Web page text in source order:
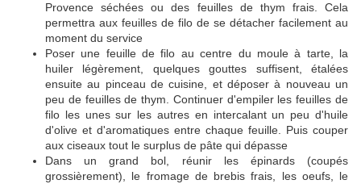
Provence séchées ou des feuilles de thym frais. Cela
permettra aux feuilles de filo de se détacher facilement au
moment du service
Poser une feuille de filo au centre du moule à tarte, la
huiler légèrement, quelques gouttes suffisent, étalées
ensuite au pinceau de cuisine, et déposer à nouveau un
peu de feuilles de thym. Continuer d'empiler les feuilles de
filo les unes sur les autres en intercalant un peu d'huile
d'olive et d'aromatiques entre chaque feuille. Puis couper
aux ciseaux tout le surplus de pâte qui dépasse
Dans un grand bol, réunir les épinards (coupés
grossièrement), le fromage de brebis frais, les oeufs, le